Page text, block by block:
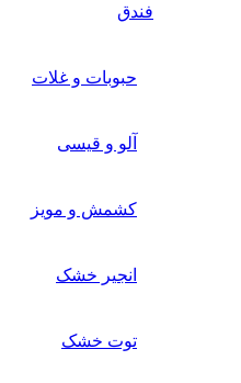
فندق
حبوبات و غلات
آلو و قیسی
کشمش و مویز
انجیر خشک
توت خشک